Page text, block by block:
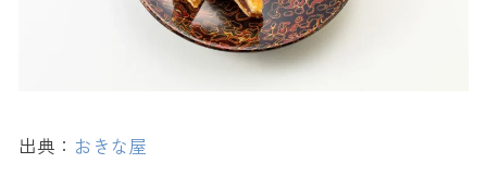
出典： おきな屋